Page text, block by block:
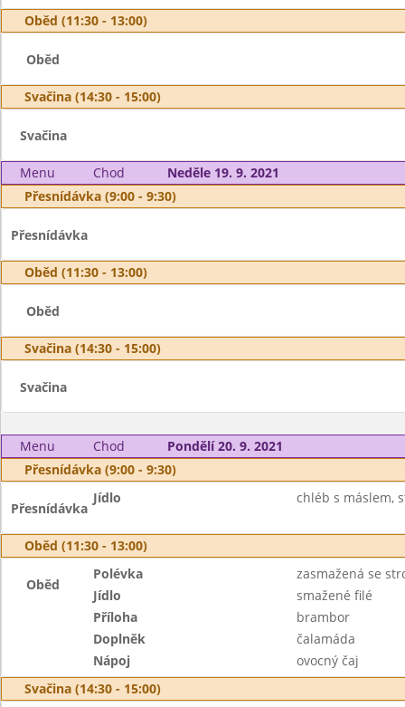
Oběd (11:30 - 13:00)
Oběd
Svačina (14:30 - 15:00)
Svačina
Menu Chod
Neděle 19. 9. 2021
Přesnídávka (9:00 - 9:30)
Přesnídávka
Oběd (11:30 - 13:00)
Oběd
Svačina (14:30 - 15:00)
Svačina
Menu Chod
Pondělí 20. 9. 2021
Přesnídávka (9:00 - 9:30)
Přesnídávka
Jídlo chléb s máslem,
Oběd (11:30 - 13:00)
Oběd
Polévka
zasmažená se
Jídlo
smažené filé
Příloha
brambor
Doplněk
čalamáda
Nápoj
ovocný čaj
Svačina (14:30 - 15:00)